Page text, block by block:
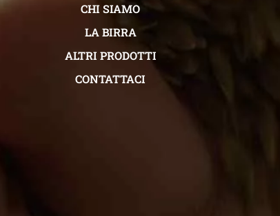
CHI SIAMO
LA BIRRA
ALTRI PRODOTTI
CONTATTACI